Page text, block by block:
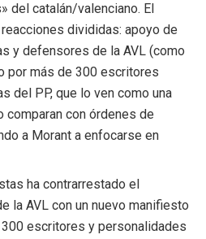
del catalán/valenciano. El
divididas: apoyo de
y defensores de la AVL (como
por más de 300 escritores
del PP, que lo ven como una
comparan con órdenes de
a Morant a enfocarse en
ha contrarrestado el
la AVL con un nuevo manifiesto
escritores y personalidades